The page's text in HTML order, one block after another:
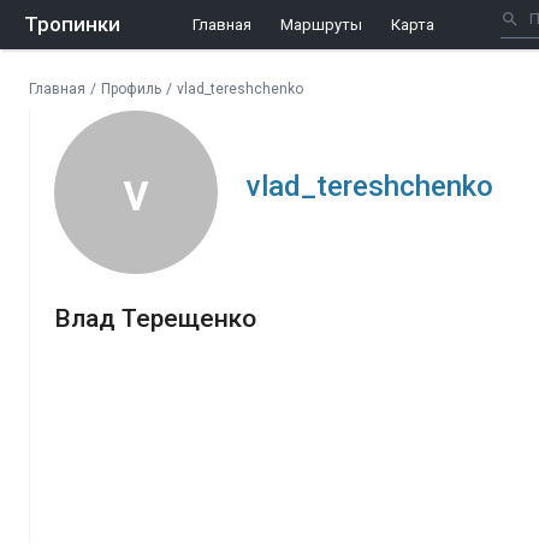
Тропинки Главная Маршруты Карта
Главная / Профиль / vlad_tereshchenko
v vlad_tereshchenko
Влад Терещенко